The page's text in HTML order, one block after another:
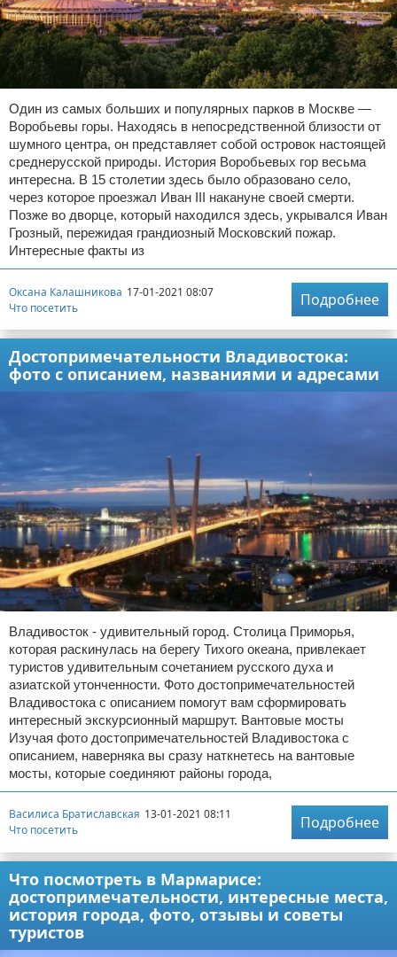
Один из самых больших и популярных парков в Москве —
Воробьевы горы. Находясь в непосредственной близости от
шумного центра, он представляет собой островок настоящей
среднерусской природы. История Воробьевых гор весьма
интересна. В 15 столетии здесь было образовано село,
через которое проезжал Иван III накануне своей смерти.
Позже во дворце, который находился здесь, укрывался Иван
Грозный, пережидая грандиозный Московский пожар.
Интересные факты из
Оксана Калашникова 17-01-2021 08:07
Что посетить
Подробнее
Достопримечательности Владивостока:
фото с описанием, названиями и адресами
Владивосток - удивительный город. Столица Приморья,
которая раскинулась на берегу Тихого океана, привлекает
туристов удивительным сочетанием русского духа и
азиатской утонченности. Фото достопримечательностей
Владивостока с описанием помогут вам сформировать
интересный экскурсионный маршрут. Вантовые мосты
Изучая фото достопримечательностей Владивостока с
описанием, наверняка вы сразу наткнетесь на вантовые
мосты, которые соединяют районы города,
Василиса Братиславская 13-01-2021 08:11
Что посетить
Подробнее
Что посмотреть в Мармарисе:
достопримечательности, интересные места,
история города, фото, отзывы и советы
туристов